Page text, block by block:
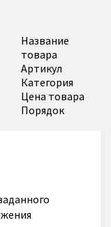
Название
товара
Артикул
Категория
Цена товара
Порядок